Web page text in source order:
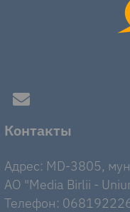
Контакты
Адрес: MD-3805,
AO "Media Birlii -
Телефон: